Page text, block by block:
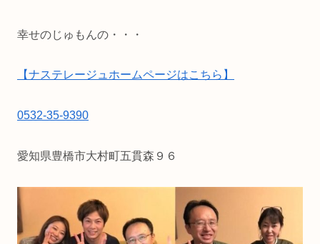
幸せのじゅもんの・・・
【ナステレージュホームページはこちら】
0532-35-9390
愛知県豊橋市大村町五貫森９６